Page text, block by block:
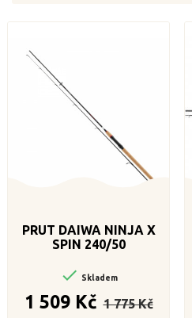
PRUT DAIWA NINJA X
SPIN 240/50
 Skladem
1 509 Kč cena
1 775 Kč
Cena